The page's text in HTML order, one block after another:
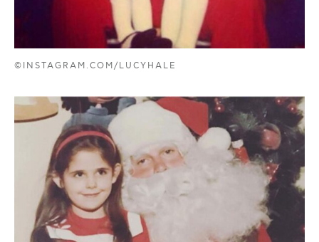
©INSTAGRAM.COM/LUCYHALE